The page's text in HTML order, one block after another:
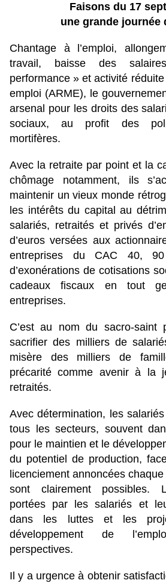
Faisons du 17
une grande journée
Chantage à l’emploi,
travail, baisse des
performance » et activité
emploi (ARME), le
arsenal pour les droits des
sociaux, au profit des
mortifères.
Avec la retraite par point et la
chômage notamment, ils
maintenir un vieux monde
les intérêts du capital au
salariés, retraités et privés
d’euros versées aux
entreprises du CAC 40, 90
d’exonérations de cotisations
cadeaux fiscaux en tout
entreprises.
C’est au nom du sacro-saint
sacrifier des milliers de
misère des milliers de
précarité comme avenir à la
retraités.
Avec détermination, les
tous les secteurs, souvent
pour le maintien et le
du potentiel de production,
licenciement annoncées
sont clairement possibles.
portées par les salariés et
dans les luttes et les
développement de
perspectives.
Il y a urgence à obtenir